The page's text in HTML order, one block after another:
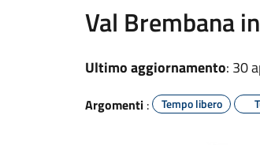
Val Brembana
Ultimo aggiornamento: 30
Argomenti : Tempo libero